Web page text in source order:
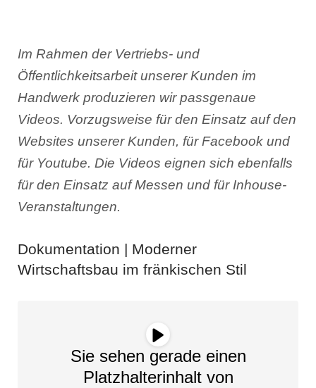
Im Rahmen der Vertriebs- und
Öffentlichkeitsarbeit unserer Kunden im
Handwerk produzieren wir passgenaue
Videos. Vorzugsweise für den Einsatz auf den
Websites unserer Kunden, für Facebook und
für Youtube. Die Videos eignen sich ebenfalls
für den Einsatz auf Messen und für Inhouse-
Veranstaltungen.
Dokumentation | Moderner
Wirtschaftsbau im fränkischen Stil
Sie sehen gerade einen
Platzhalterinhalt von